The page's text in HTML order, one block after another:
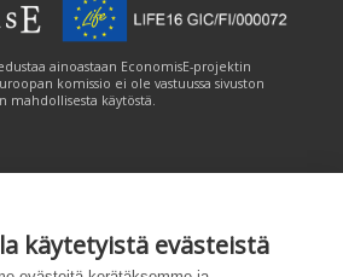
käytetyistä evästeistä
ainoastaan EconomisE-projektin
komissio ei ole vastuussa sivuston
mahdollisesta käytöstä.